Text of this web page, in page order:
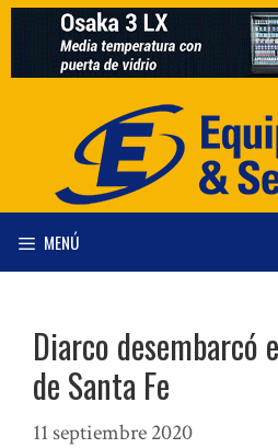
Saltar
contenido
MENÚ
Diarco desembarcó
de Santa Fe
11 septiembre 2020